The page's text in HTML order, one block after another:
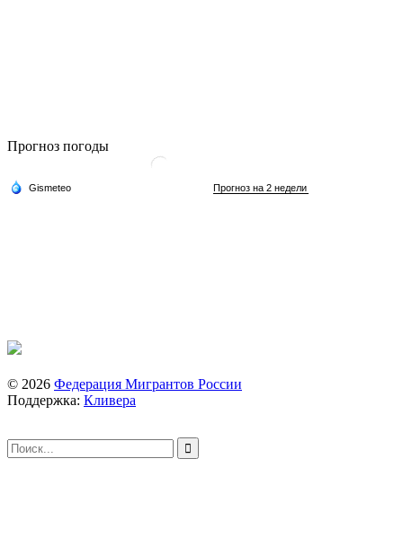
Прогноз погоды
© 2026 Федерация Мигрантов России
Поддержка: Кливера